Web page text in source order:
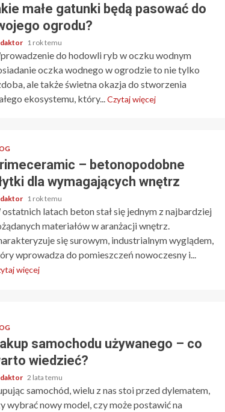
małe gatunki będą pasować do
ogrodu?
1 rok temu
do hodowli ryb w oczku wodnym
oczka wodnego w ogrodzie to nie tylko
ale także świetna okazja do stworzenia
ekosystemu, który... Czytaj więcej
– betonopodobne
dla wymagających wnętrz
1 rok temu
ostatnich latach beton stał się jednym z najbardziej
materiałów w aranżacji wnętrz.
się surowym, industrialnym wyglądem,
wprowadza do pomieszczeń nowoczesny i...
więcej
samochodu używanego – co
wiedzieć?
2 lata temu
samochód, wielu z nas stoi przed dylematem,
wybrać nowy model, czy może postawić na